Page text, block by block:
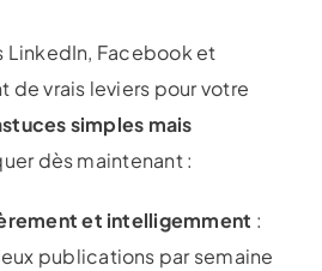
LinkedIn, Facebook et
de vrais leviers pour votre
simples mais
dès maintenant :
et intelligemment :
publications par semaine